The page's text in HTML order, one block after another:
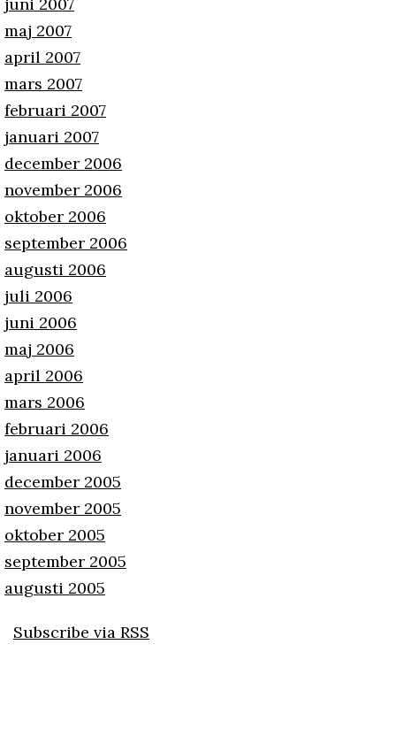
maj 2007
april 2007
mars 2007
februari 2007
januari 2007
december 2006
november 2006
oktober 2006
september 2006
augusti 2006
juli 2006
juni 2006
maj 2006
april 2006
mars 2006
februari 2006
januari 2006
december 2005
november 2005
oktober 2005
september 2005
augusti 2005
Subscribe via RSS